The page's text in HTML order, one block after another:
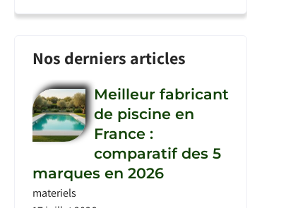
Nos derniers articles
Meilleur fabricant
de piscine en
France :
comparatif des 5
marques en 2026
materiels